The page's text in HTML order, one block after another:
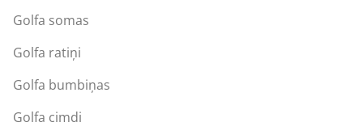
Golfa somas
Golfa ratiņi
Golfa bumbiņas
Golfa cimdi